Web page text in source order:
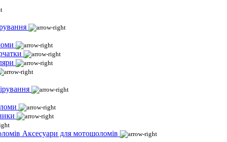
Аксесуари для мотошоломів